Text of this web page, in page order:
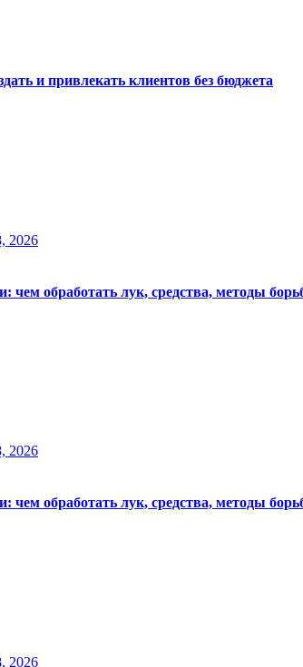
и привлекать клиентов без бюджета
2026
чем обработать лук, средства, методы
2026
чем обработать лук, средства, методы
2026